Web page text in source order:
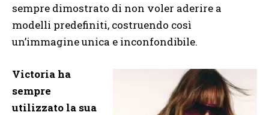
sempre dimostrato di non voler aderire a
modelli predefiniti, costruendo così
un’immagine unica e inconfondibile.
Victoria ha
sempre
utilizzato la sua